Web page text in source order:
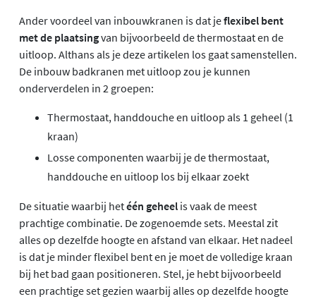
Ander voordeel van inbouwkranen is dat jeflexibel bent
met de plaatsingvan bijvoorbeeld de thermostaat en de
uitloop. Althans als je deze artikelen los gaat samenstellen.
De inbouw badkranen met uitloop zou je kunnen
onderverdelen in 2 groepen:
Thermostaat, handdouche en uitloop als 1 geheel (1
kraan)
Losse componenten waarbij je de thermostaat,
handdouche en uitloop los bij elkaar zoekt
De situatie waarbij hetéén geheel is vaak de meest
prachtige combinatie. De zogenoemde sets. Meestal zit
alles op dezelfde hoogte en afstand van elkaar. Het nadeel
is dat je minder flexibel bent en je moet de volledige kraan
bij het bad gaan positioneren. Stel, je hebt bijvoorbeeld
een prachtige set gezien waarbij alles op dezelfde hoogte